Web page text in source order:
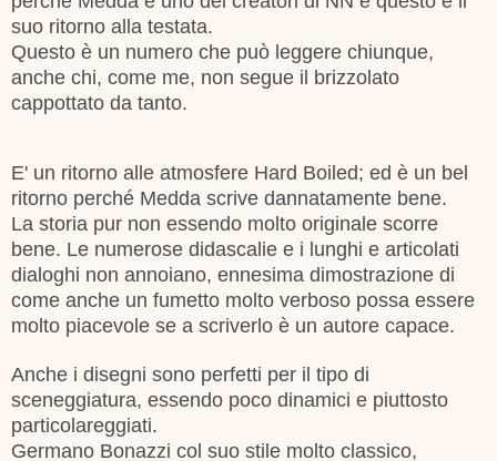
suo ritorno alla testata.
Questo è un numero che può leggere chiunque,
anche chi, come me, non segue il brizzolato
cappottato da tanto.
E' un ritorno alle atmosfere Hard Boiled; ed è un bel
ritorno perché Medda scrive dannatamente bene.
La storia pur non essendo molto originale scorre
bene. Le numerose didascalie e i lunghi e articolati
dialoghi non annoiano, ennesima dimostrazione di
come anche un fumetto molto verboso possa essere
molto piacevole se a scriverlo è un autore capace.
Anche i disegni sono perfetti per il tipo di
sceneggiatura, essendo poco dinamici e piuttosto
particolareggiati.
Germano Bonazzi col suo stile molto classico,